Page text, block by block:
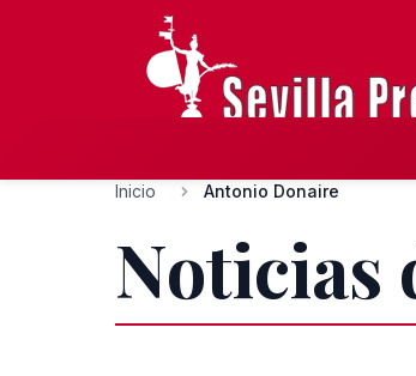
Inicio Antonio Donaire
Noticias